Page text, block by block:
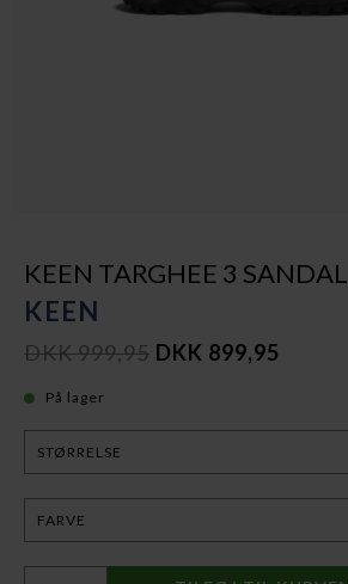
KEEN TARGHEE 3 SANDAL
KEEN
DKK 999,95 DKK 899,95
På lager